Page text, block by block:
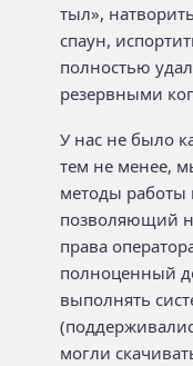
тыл»,
спаун,
полностью
резервными
У нас не было
тем не менее,
методы работы
позволяющий
права
полноценный
выполнять
могли